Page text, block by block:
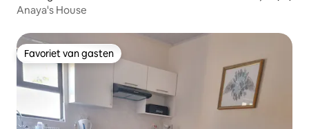
Anaya's House
Favoriet van gasten
Favoriet van gasten